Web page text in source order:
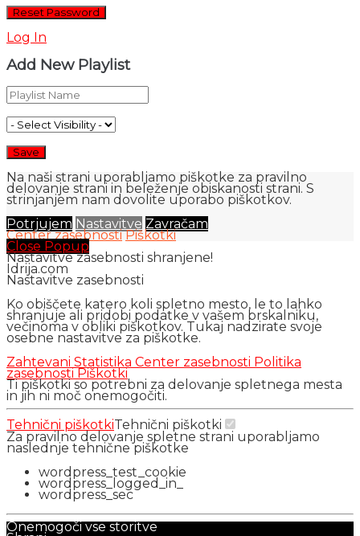
Log In
Add New Playlist
Na naši strani uporabljamo piškotke za pravilno
delovanje strani in beleženje obiskanosti strani. S
strinjanjem nam dovolite uporabo piškotkov.
Potrjujem Nastavitve Zavračam
Center zasebnosti Piškotki
Close Popup
Nastavitve zasebnosti shranjene!
Idrija.com
Nastavitve zasebnosti
Ko obiščete katero koli spletno mesto, le to lahko
shranjuje ali pridobi podatke v vašem brskalniku,
večinoma v obliki piškotkov. Tukaj nadzirate svoje
osebne nastavitve za piškotke.
Zahtevani Statistika Center zasebnosti Politika
zasebnosti Piškotki
Ti piškotki so potrebni za delovanje spletnega mesta
in jih ni moč onemogočiti.
Tehnični piškotkiTehnični piškotki
Za pravilno delovanje spletne strani uporabljamo
naslednje tehnične piškotke
wordpress_test_cookie
wordpress_logged_in_
wordpress_sec
Onemogoči vse storitve